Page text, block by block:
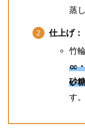
蒸
仕上げ：
竹
㏄
砂
す。